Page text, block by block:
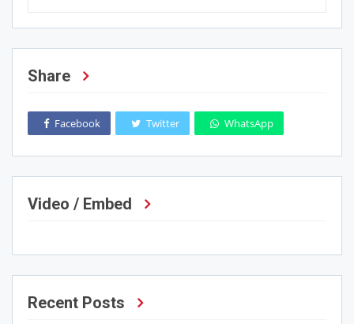
Share
Facebook Twitter WhatsApp
Video / Embed
Recent Posts